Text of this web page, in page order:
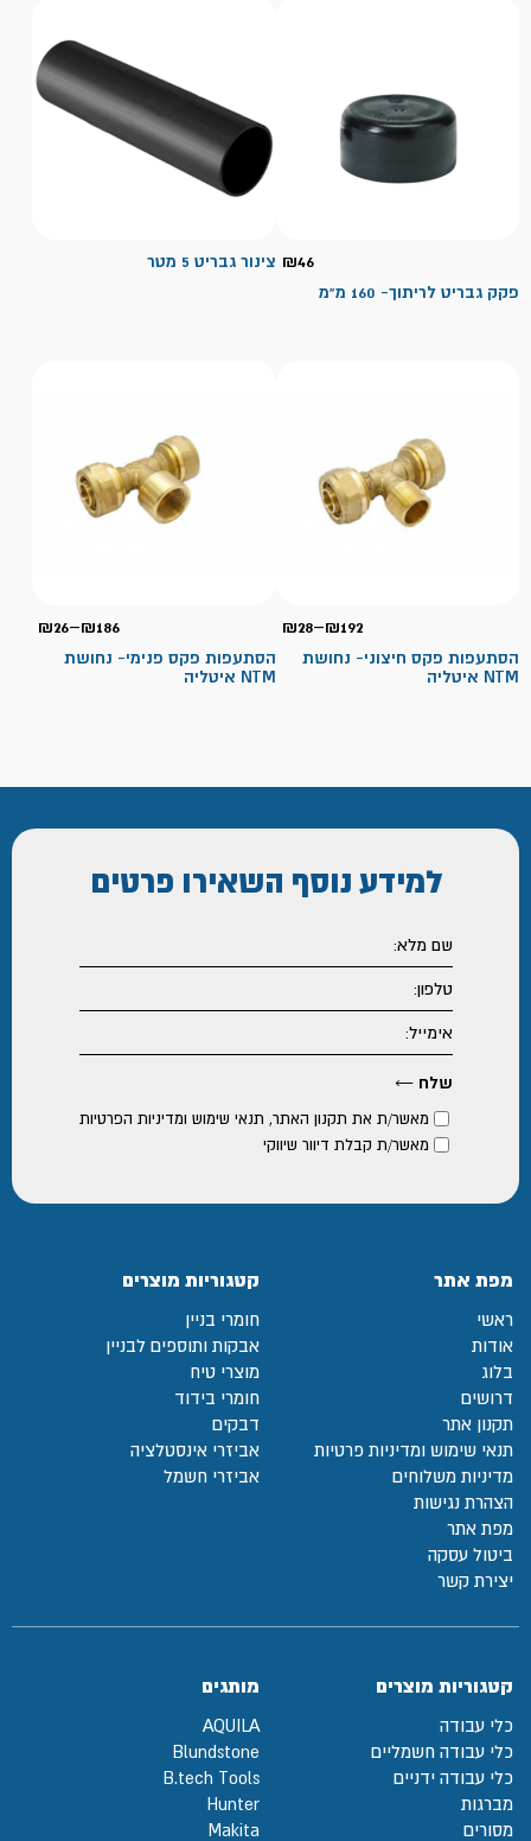
₪46
פקק גבריט לריתוך- 160 מ"מ
צינור גבריט 5 מטר
₪28–₪192
⁦₪28⁩
עד
הסתעפות פקס חיצוני- נחושת
NTM איטליה
₪26–₪186
הסתעפות פקס פנימי- נחושת
NTM איטליה
למידע נוסף השאירו פרטים
מאשר/ת את תקנון האתר, תנאי שימוש ומדיניות הפרטיות
מאשר/ת קבלת דיוור שיווקי
מפת אתר
ראשי
אודות
בלוג
דרושים
תקנון אתר
תנאי שימוש ומדיניות פרטיות
מדיניות משלוחים
הצהרת נגישות
מפת אתר
ביטול עסקה
יצירת קשר
קטגוריות מוצרים
חומרי בניין
אבקות ותוספים לבניין
מוצרי טיח
חומרי בידוד
דבקים
אביזרי אינסטלציה
אביזרי חשמל
קטגוריות מוצרים
כלי עבודה
כלי עבודה חשמליים
כלי עבודה ידניים
מברגות
מסורים
מותגים
AQUILA
Blundstone
B.tech Tools
Hunter
Makita